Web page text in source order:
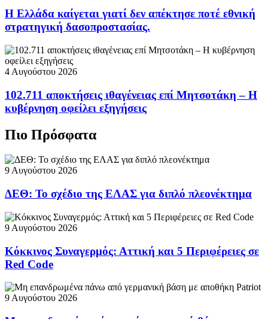
Η Ελλάδα καίγεται γιατί δεν απέκτησε ποτέ εθνική
στρατηγική δασοπροστασίας.
4 Αυγούστου 2026
102.711 αποκτήσεις ιθαγένειας επί Μητσοτάκη – Η
κυβέρνηση οφείλει εξηγήσεις
Πιο Πρόσφατα
9 Αυγούστου 2026
ΔΕΘ: Το σχέδιο της ΕΛΑΣ για διπλό πλεονέκτημα
9 Αυγούστου 2026
Κόκκινος Συναγερμός: Αττική και 5 Περιφέρειες σε
Red Code
9 Αυγούστου 2026